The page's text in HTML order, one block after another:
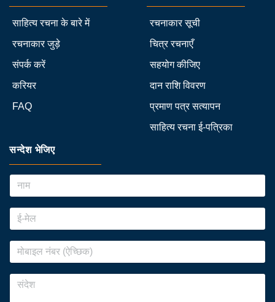
साहित्य रचना के बारे में
रचनाकार जुड़े
संपर्क करें
करियर
FAQ
रचनाकार सूची
चित्र रचनाएँ
सहयोग कीजिए
दान राशि विवरण
प्रमाण पत्र सत्यापन
साहित्य रचना ई-पत्रिका
सन्देश भेजिए